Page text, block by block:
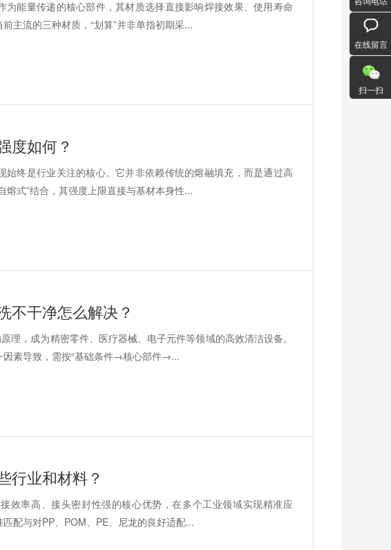
为能量传递的核心部件，其材质选择直接影响焊接效果、使用寿命
主流的三种材质，“划算”并非单指初期采...
度如何？
始终是行业关注的核心。它并非依赖传统的熔融填充，而是通过高
熔式”结合，其强度上限直接与基材本身性...
不干净怎么解决？
理，成为精密零件、医疗器械、电子元件等领域的高效清洁设备。
因素导致，需按“基础条件→核心部件→...
行业和材料？
效率高、接头密封性强的核心优势，在多个工业领域实现精准应
配与对PP、POM、PE、尼龙的良好适配...
在线留言
扫一扫